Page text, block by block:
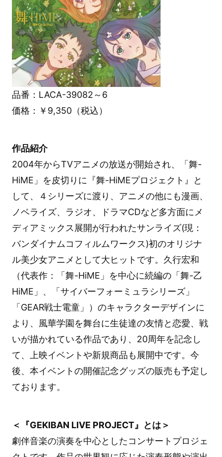
品番：LACA-39082～6
価格：￥9,350（税込）
作品紹介
2004年からTVアニメの放送が開始され、「舞-
HiME」を皮切りに『舞-HiMEプロジェクト』と
して、４シリーズに渡り、アニメの他にも漫画、
ノベライズ、ラジオ、ドラマCDなど多方面にメ
ディアミックス展開が行われたサンライズ(現：
バンダイナムコフィルムワークス)初のオリジナ
ル美少女アニメとして大ヒットです。久行宏和
（代表作：「舞-HiME」を中心に続編の「舞-乙
HiME」、「サイバーフォーミュラシリーズ」
「GEAR戦士電童」）のキャラクターデザインに
より、風華学園を舞台に生徒達の友情と恋愛、戦
いが描かれている作品であり、20周年を記念し
て、上映イベントや新規商品も展開中です。今
後、本イベントの開催記念グッズの販売も予定し
ております。
＜『GEKIBAN LIVE PROJECT』とは＞
劇伴音楽の演奏を中心としたコンサートプロジェ